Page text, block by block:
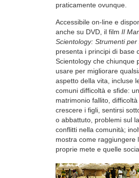
praticamente ovunque.
Accessibile on-line e
anche su DVD, il film Il
Scientology: Strumenti per
presenta i principi di base
Scientology che chiunque
usare per migliorare
aspetto della vita, incluse
comuni difficoltà e sfide: un
matrimonio fallito, difficoltà
crescere i figli, sentirsi
o abbattuto, problemi sul
conflitti nella comunità;
mostra come raggiungere
proprie mete e quelle